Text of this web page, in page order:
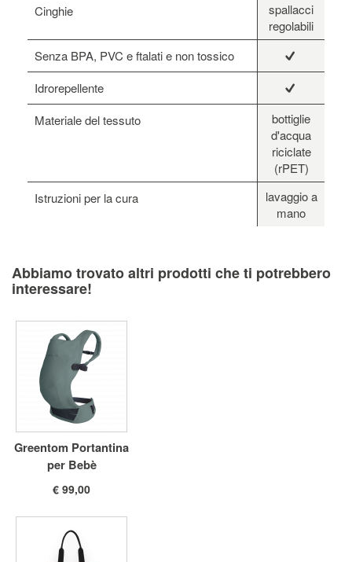
Cinghie
spallacci
regolabili
Senza BPA, PVC e ftalati e non tossico
Idrorepellente
Materiale del tessuto
bottiglie
d'acqua
riciclate
(rPET)
Istruzioni per la cura
lavaggio a
mano
Abbiamo trovato altri prodotti che ti potrebbero
interessare!
Greentom Portantina
per Bebè
€ 99,00